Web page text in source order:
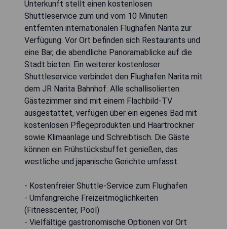
Unterkunft stellt einen kostenlosen
Shuttleservice zum und vom 10 Minuten
entfernten internationalen Flughafen Narita zur
Verfügung. Vor Ort befinden sich Restaurants und
eine Bar, die abendliche Panoramablicke auf die
Stadt bieten. Ein weiterer kostenloser
Shuttleservice verbindet den Flughafen Narita mit
dem JR Narita Bahnhof. Alle schallisolierten
Gästezimmer sind mit einem Flachbild-TV
ausgestattet, verfügen über ein eigenes Bad mit
kostenlosen Pflegeprodukten und Haartrockner
sowie Klimaanlage und Schreibtisch. Die Gäste
können ein Frühstücksbuffet genießen, das
westliche und japanische Gerichte umfasst.
- Kostenfreier Shuttle-Service zum Flughafen
- Umfangreiche Freizeitmöglichkeiten
(Fitnesscenter, Pool)
- Vielfältige gastronomische Optionen vor Ort